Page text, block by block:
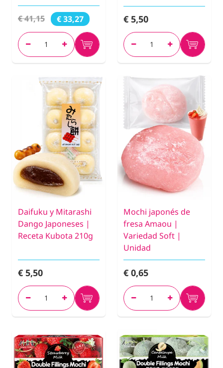
€ 41,15 € 33,27 € 5,50
Daifuku y Mitarashi
Dango Japoneses |
Receta Kubota 210g
€ 5,50
Mochi japonés de
fresa Amaou |
Variedad Soft |
Unidad
€ 0,65